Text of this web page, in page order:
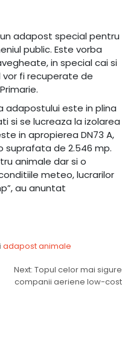
adapost special pentru
public. Este vorba
in special cai si
fi recuperate de
adapostului este in plina
si se lucreaza la izolarea
in apropierea DN73 A,
suprafata de 2.546 mp.
animale dar si o
meteo, lucrarilor
au anuntat
adapost animale
Next: Topul celor mai sigure
companii aeriene low-cost